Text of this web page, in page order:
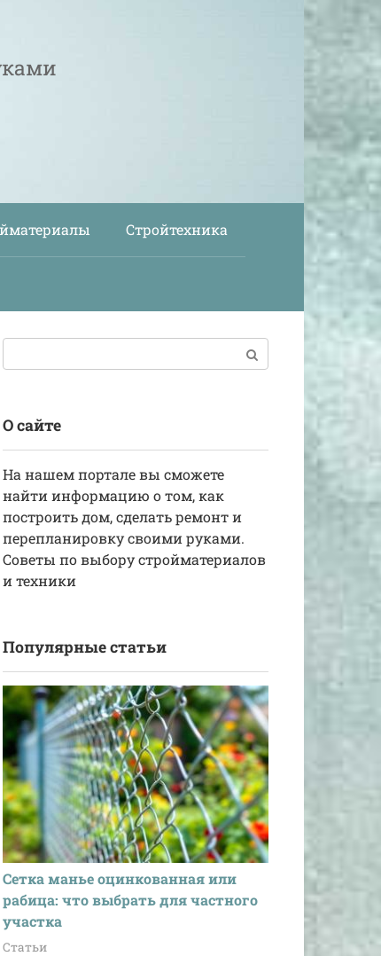
Стройтехника
О сайте
На нашем портале вы сможете
найти информацию о том, как
построить дом, сделать ремонт и
перепланировку своими руками.
Советы по выбору стройматериалов
и техники
Популярные статьи
Сетка манье оцинкованная или
рабица: что выбрать для частного
участка
Статьи